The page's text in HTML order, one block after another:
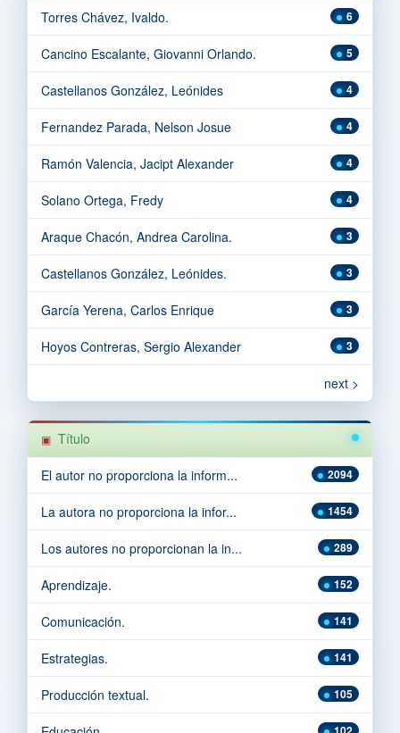
6
Torres Chávez, Ivaldo.
5
Cancino Escalante, Giovanni Orlando.
4
Castellanos González, Leónides
4
Fernandez Parada, Nelson Josue
4
Ramón Valencia, Jacipt Alexander
4
Solano Ortega, Fredy
3
Araque Chacón, Andrea Carolina.
3
Castellanos González, Leónides.
3
García Yerena, Carlos Enrique
3
Hoyos Contreras, Sergio Alexander
next >
Título
2094
El autor no proporciona la inform...
1454
La autora no proporciona la infor...
289
Los autores no proporcionan la in...
152
Aprendizaje.
141
Comunicación.
141
Estrategias.
105
Producción textual.